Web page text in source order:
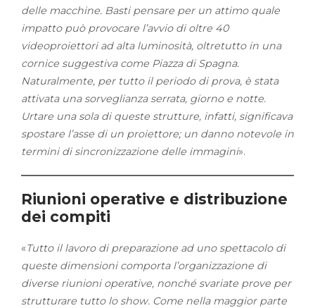
delle macchine. Basti pensare per un attimo quale
impatto può provocare l’avvio di oltre 40
videoproiettori ad alta luminosità, oltretutto in una
cornice suggestiva come Piazza di Spagna.
Naturalmente, per tutto il periodo di prova, è stata
attivata una sorveglianza serrata, giorno e notte.
Urtare una sola di queste strutture, infatti, significava
spostare l’asse di un proiettore; un danno notevole in
termini di sincronizzazione delle immagini».
Riunioni operative e distribuzione
dei compiti
«Tutto il lavoro di preparazione ad uno spettacolo di
queste dimensioni comporta l’organizzazione di
diverse riunioni operative, nonché svariate prove per
strutturare tutto lo show. Come nella maggior parte